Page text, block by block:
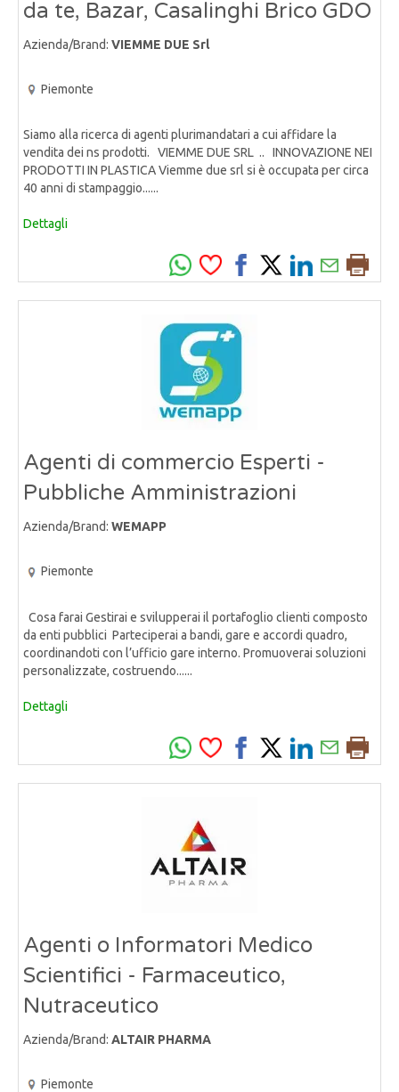
da te, Bazar, Casalinghi Brico GDO
Azienda/Brand: VIEMME DUE Srl
Piemonte
Siamo alla ricerca di agenti plurimandatari a cui affidare la
vendita dei ns prodotti. VIEMME DUE SRL .. INNOVAZIONE NEI
PRODOTTI IN PLASTICA Viemme due srl si è occupata per circa
40 anni di stampaggio......
Dettagli
Agenti di commercio Esperti -
Pubbliche Amministrazioni
Azienda/Brand: WEMAPP
Piemonte
Cosa farai Gestirai e svilupperai il portafoglio clienti composto
da enti pubblici Parteciperai a bandi, gare e accordi quadro,
coordinandoti con l’ufficio gare interno. Promuoverai soluzioni
personalizzate, costruendo......
Dettagli
Agenti o Informatori Medico
Scientifici - Farmaceutico,
Nutraceutico
Azienda/Brand: ALTAIR PHARMA
Piemonte